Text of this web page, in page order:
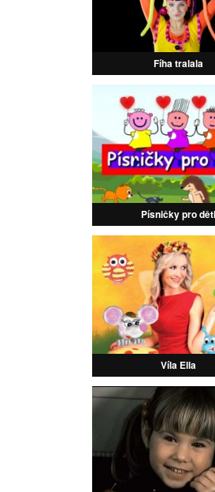
Fíha tralala
Písničky pro děti
Víla Ella